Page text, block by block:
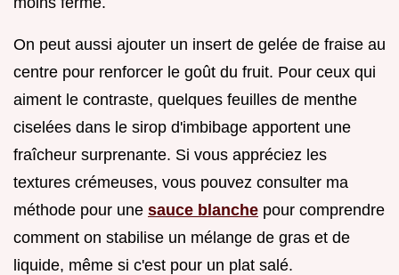
On peut aussi ajouter un insert de gelée de fraise au
centre pour renforcer le goût du fruit. Pour ceux qui
aiment le contraste, quelques feuilles de menthe
ciselées dans le sirop d'imbibage apportent une
fraîcheur surprenante. Si vous appréciez les
textures crémeuses, vous pouvez consulter ma
méthode pour une sauce blanche pour comprendre
comment on stabilise un mélange de gras et de
liquide, même si c'est pour un plat salé.